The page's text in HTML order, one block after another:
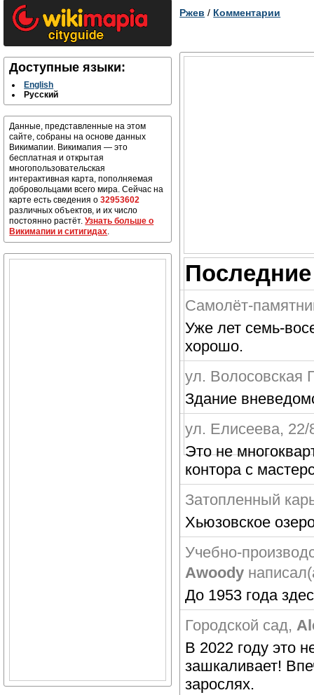
Доступные языки:
English
Русский
Данные, представленные на этом
сайте, собраны на основе данных
Викимапии. Викимапия — это
бесплатная и открытая
многопользовательская
интерактивная карта, пополняемая
добровольцами всего мира. Сейчас на
карте есть сведения о32953602
различных объектов, и их число
постоянно растёт.Узнать больше о
Викимапии и ситигидах.
Ржев / Комментарии
Самолёт-
Уже лет семь-
хорошо.
ул. Волосовская
Здание
ул. Елисеева, 22/
Это не
контора с
Затопленный
Хьюзовское
Учебно-
Awoody
До 1953 года
Городской сад,
В 2022 году это
зашкаливает!
зарослях.